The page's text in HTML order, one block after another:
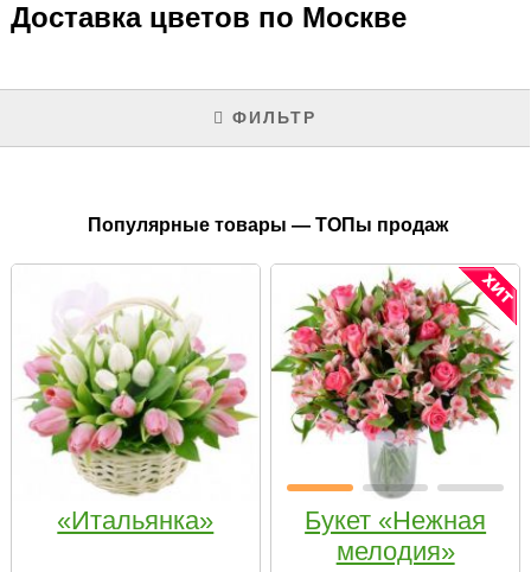
Доставка цветов по Москве
ФИЛЬТР
Популярные товары — ТОПы продаж
«Итальянка»
Букет «Нежная
мелодия»